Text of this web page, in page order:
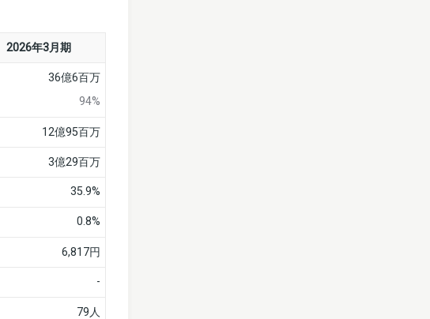
2026年3月期
36億6百万
94%
12億95百万
3億29百万
35.9%
0.8%
6,817円
-
79人